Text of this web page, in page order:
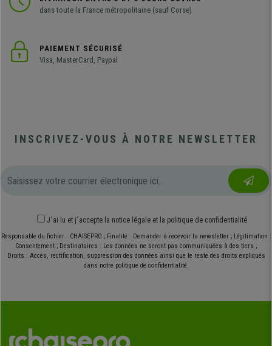
dans toute la France métropolitaine (sauf Corse)
PAIEMENT SÉCURISÉ
Visa, MasterCard, Paypal
INSCRIVEZ-VOUS À NOTRE NEWSLETTER
J´ai lu et j´accepte la notice légale et la politique de confidentialité
Responsable du fichier : CHAISEPRO ; Finalité : Demander à recevoir la newsletter ; Légitimation :
Consentement ; Destinataires : Les données ne seront pas communiquées à des tiers ;
Droits : Accès, rectification, suppression des données ainsi que le reste des droits expliqués
dans notre politique de confidentialité.